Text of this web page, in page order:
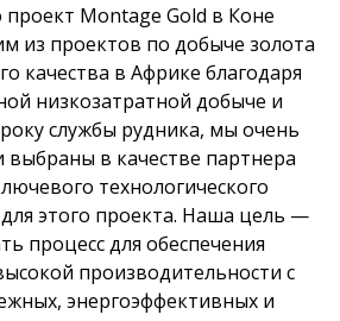
проект Montage Gold в Коне
из проектов по добыче золота
качества в Африке благодаря
низкозатратной добыче и
службы рудника, мы очень
выбраны в качестве партнера
технологического
этого проекта. Наша цель —
процесс для обеспечения
производительности с
энергоэффективных и